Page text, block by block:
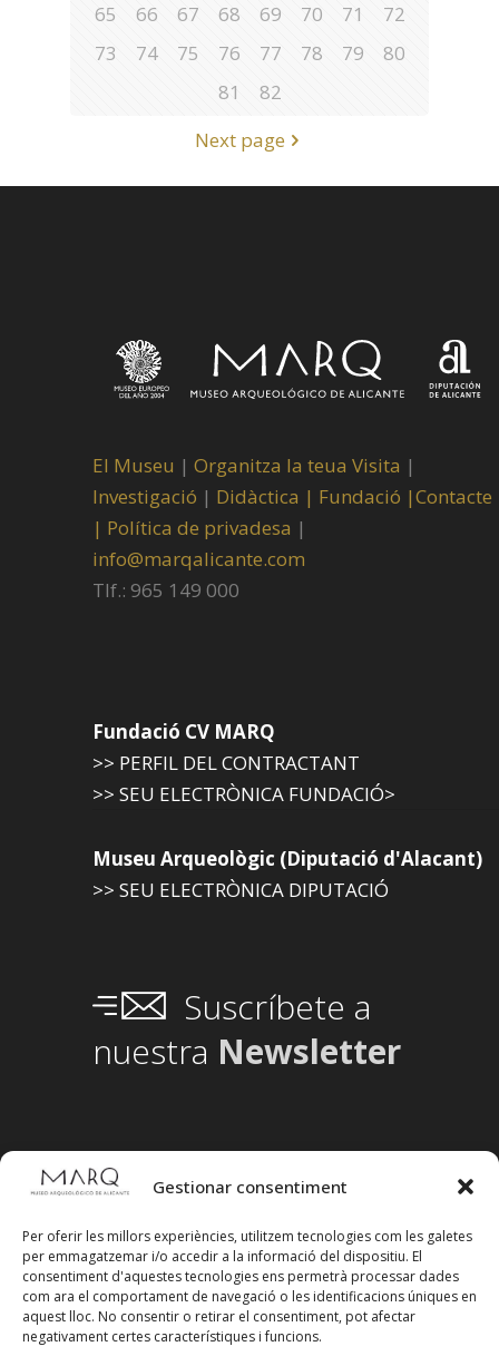
Gestionar consentiment
Per oferir les millors experiències, utilitzem tecnologies com les galetes
per emmagatzemar i/o accedir a la informació del dispositiu. El
consentiment d'aquestes tecnologies ens permetrà processar dades
com ara el comportament de navegació o les identificacions úniques en
aquest lloc. No consentir o retirar el consentiment, pot afectar
negativament certes característiques i funcions.
65
66 67 68 69 70 71
72
73
74 75 76 77 78 79
80
81
82
Next page
El Museu | Organitza la teua Visita |
Investigació | Didàctica | Fundació |Contacte
| Política de privadesa |
info@marqalicante.com
Tlf.: 965 149 000
Fundació CV MARQ
>> PERFIL DEL CONTRACTANT
>> SEU ELECTRÒNICA FUNDACIÓ>
Museu Arqueològic (Diputació d'Alacant)
>> SEU ELECTRÒNICA DIPUTACIÓ
Suscríbete a
nuestra Newsletter